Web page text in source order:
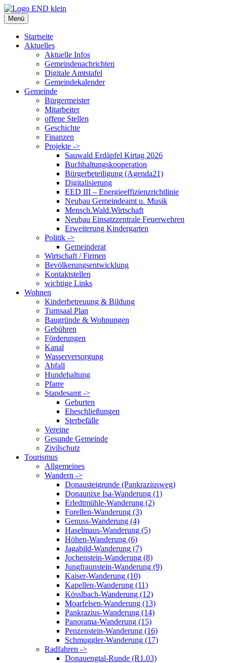
Zum
Inhalt
springen
Menü
Startseite
Aktuelles
Aktuelle Infos
Gemeindenachrichten
Digitale Amtstafel
Gemeindekalender
Gemeinde
Bürgermeister
Mitarbeiter
offene Stellen
Geschichte
Finanzen
Projekte ->
Sauwald Erdäpfel Kirtag 2026
Buchhaltungskooperation
Bürgerbeteiligung (Agenda21)
Digitalisierung
EED III – Energieeffizienzrichtlinie
Neubau Gemeindeamt u. Musik
Mensch.Wald.Wirtschaft
Neubau Einsatzzentrale Feuerwehren
Erweiterung Kindergarten
Politik ->
Gemeinderat
Wirtschaft / Firmen
Bevölkerungsentwicklung
Kontaktstellen
wichtige Links
Wohnen
Kinderbetreuung & Bildung
Turnsaal Plan
Baugründe & Wohnungen
Gebühren
Förderungen
Kanal
Wasserversorgung
Abfall
Hundehaltung
Pfarre
Standesamt ->
Geburten
Eheschließungen
Sterbefälle
Vereine
Gesunde Gemeinde
Zivilschutz
Tourismus
Allgemeines
Wandern ->
Donausteigrunde (Pankraziusweg)
Donaunixe Isa-Wanderung (1)
Erledtmühle-Wanderung (2)
Forellen-Wanderung (3)
Genuss-Wanderung (4)
Haselmaus-Wanderung (5)
Höhen-Wanderung (6)
Jagabild-Wanderung (7)
Jochenstein-Wanderung (8)
Jungfraunstein-Wanderung (9)
Kaiser-Wanderung (10)
Kapellen-Wanderung (11)
Kösslbach-Wanderung (12)
Moarfelsen-Wanderung (13)
Pankrazius-Wanderung (14)
Panorama-Wanderung (15)
Penzenstein-Wanderung (16)
Schmuggler-Wanderung (17)
Radfahren ->
Donauengtal-Runde (R1.03)